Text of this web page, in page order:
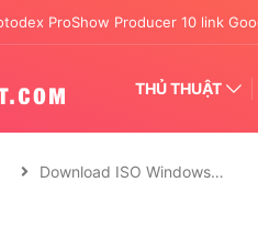
Booster full crack Google
THỦ THUẬT
Download ISO Windows…